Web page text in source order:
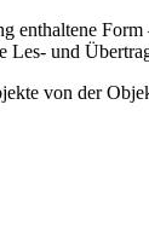
enthaltene
Les- und
von der